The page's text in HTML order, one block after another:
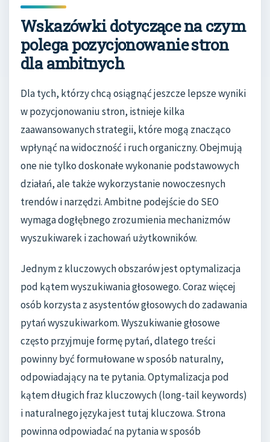
Wskazówki dotyczące na czym
polega pozycjonowanie stron
dla ambitnych
Dla tych, którzy chcą osiągnąć jeszcze lepsze wyniki
w pozycjonowaniu stron, istnieje kilka
zaawansowanych strategii, które mogą znacząco
wpłynąć na widoczność i ruch organiczny. Obejmują
one nie tylko doskonałe wykonanie podstawowych
działań, ale także wykorzystanie nowoczesnych
trendów i narzędzi. Ambitne podejście do SEO
wymaga dogłębnego zrozumienia mechanizmów
wyszukiwarek i zachowań użytkowników.
Jednym z kluczowych obszarów jest optymalizacja
pod kątem wyszukiwania głosowego. Coraz więcej
osób korzysta z asystentów głosowych do zadawania
pytań wyszukiwarkom. Wyszukiwanie głosowe
często przyjmuje formę pytań, dlatego treści
powinny być formułowane w sposób naturalny,
odpowiadający na te pytania. Optymalizacja pod
kątem długich fraz kluczowych (long-tail keywords)
i naturalnego języka jest tutaj kluczowa. Strona
powinna odpowiadać na pytania w sposób